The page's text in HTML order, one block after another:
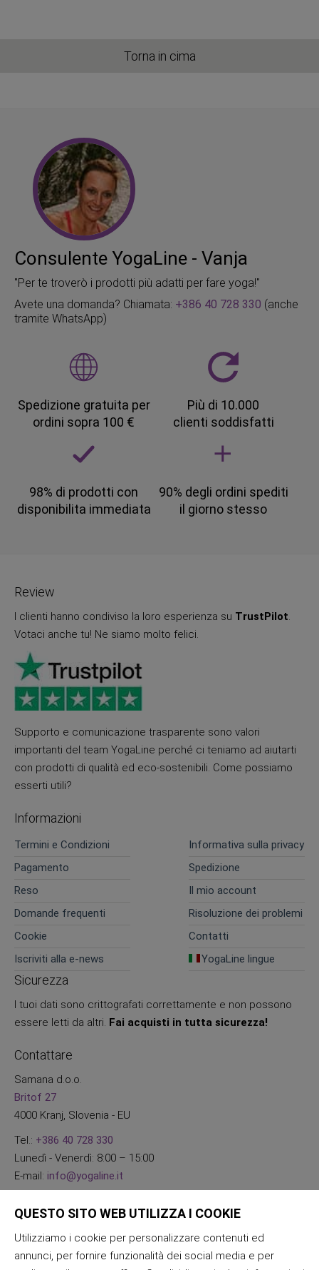
Torna in cima
Consulente YogaLine - Vanja
"Per te troverò i prodotti più adatti per fare yoga!"
Avete una domanda? Chiamata: +386 40 728 330 (anche
tramite WhatsApp)
Spedizione gratuita per
ordini sopra 100 €
Più di 10.000
clienti soddisfatti
98% di prodotti con
disponibilita immediata
90% degli ordini spediti
il giorno stesso
Review
I clienti hanno condiviso la loro esperienza su TrustPilot.
Votaci anche tu! Ne siamo molto felici.
Supporto e comunicazione trasparente sono valori
importanti del team YogaLine perché ci teniamo ad aiutarti
con prodotti di qualità ed eco-sostenibili. Come possiamo
esserti utili?
Informazioni
Termini e Condizioni
Informativa sulla privacy
Pagamento
Spedizione
Reso
Il mio account
Domande frequenti
Risoluzione dei problemi
Cookie
Contatti
Iscriviti alla e-news
YogaLine lingue
Sicurezza
I tuoi dati sono crittografati correttamente e non possono
essere letti da altri. Fai acquisti in tutta sicurezza!
Contattare
Samana d.o.o.
Britof 27
4000 Kranj, Slovenia - EU
Tel.: +386 40 728 330
Lunedì - Venerdì: 8:00 – 15:00
E-mail: info@yogaline.it
QUESTO SITO WEB UTILIZZA I COOKIE
Utilizziamo i cookie per personalizzare contenuti ed
annunci, per fornire funzionalità dei social media e per